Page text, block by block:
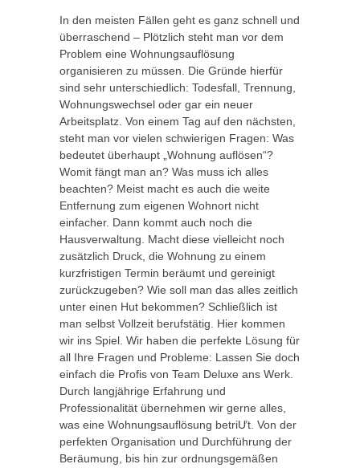
In den meisten Fällen geht es ganz schnell und
überraschend – Plötzlich steht man vor dem
Problem eine Wohnungsauflösung
organisieren zu müssen. Die Gründe hierfür
sind sehr unterschiedlich: Todesfall, Trennung,
Wohnungswechsel oder gar ein neuer
Arbeitsplatz. Von einem Tag auf den nächsten,
steht man vor vielen schwierigen Fragen: Was
bedeutet überhaupt „Wohnung auflösen“?
Womit fängt man an? Was muss ich alles
beachten? Meist macht es auch die weite
Entfernung zum eigenen Wohnort nicht
einfacher. Dann kommt auch noch die
Hausverwaltung. Macht diese vielleicht noch
zusätzlich Druck, die Wohnung zu einem
kurzfristigen Termin beräumt und gereinigt
zurückzugeben? Wie soll man das alles zeitlich
unter einen Hut bekommen? Schließlich ist
man selbst Vollzeit berufstätig. Hier kommen
wir ins Spiel. Wir haben die perfekte Lösung für
all Ihre Fragen und Probleme: Lassen Sie doch
einfach die Profis von Team Deluxe ans Werk.
Durch langjährige Erfahrung und
Professionalität übernehmen wir gerne alles,
was eine Wohnungsauflösung betriƯt. Von der
perfekten Organisation und Durchführung der
Beräumung, bis hin zur ordnungsgemäßen